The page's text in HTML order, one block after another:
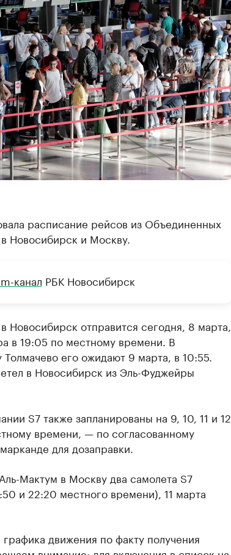
расписание рейсов из Объединенных
Новосибирск и Москву.
канал РБК Новосибирск
Новосибирск отправится сегодня, 8 марта,
в 19:05 по местному времени. В
его ожидают 9 марта, в 10:55.
в Новосибирск из Эль-Фуджейры
S7 также запланированы на 9, 10, 11 и 12
времени, — по согласованному
для дозаправки.
Мактум в Москву два самолета S7
и 22:20 местного времени), 11 марта
движения по факту получения